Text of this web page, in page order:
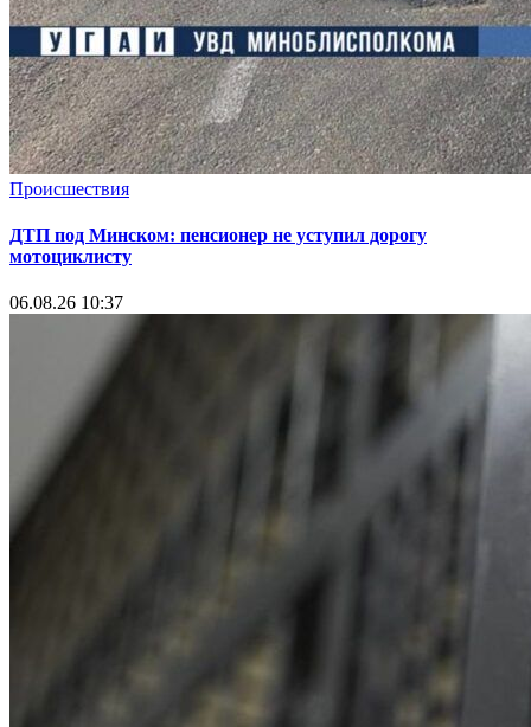
Происшествия
ДТП под Минском: пенсионер не уступил дорогу
мотоциклисту
06.08.26 10:37